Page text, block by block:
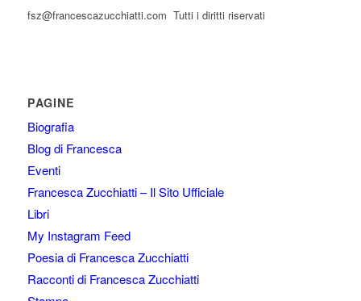
fsz@francescazucchiatti.com Tutti i diritti riservati
PAGINE
Biografia
Blog di Francesca
Eventi
Francesca Zucchiatti – Il Sito Ufficiale
Libri
My Instagram Feed
Poesia di Francesca Zucchiatti
Racconti di Francesca Zucchiatti